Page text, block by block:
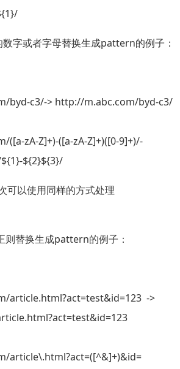
字或者字母替换生成pattern的例子：
byd-c3/-> http://m.abc.com/byd-c3/
zA-Z]+)-([a-zA-Z]+)([0-9]+)/-
${2}${3}/
可以使用同样的方式处理
则替换生成pattern的例子：
article.html?act=test&id=123 ->
article\.html?act=([^&]+)&id=